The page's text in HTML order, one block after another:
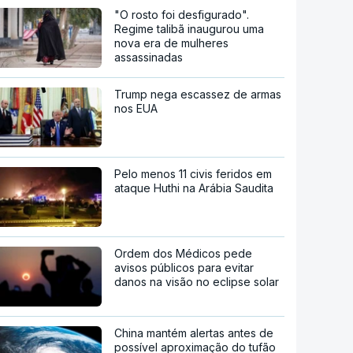
"O rosto foi desfigurado".
Regime talibã inaugurou uma
nova era de mulheres
assassinadas
Trump nega escassez de armas
nos EUA
Pelo menos 11 civis feridos em
ataque Huthi na Arábia Saudita
Ordem dos Médicos pede
avisos públicos para evitar
danos na visão no eclipse solar
China mantém alertas antes de
possível aproximação do tufão